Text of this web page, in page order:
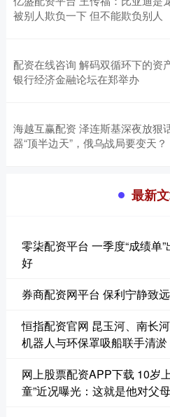
被别人欺负一下 但不能欺负别人
配资在线咨询 解码双循环下的资
银行经济金融论坛在郑举办
海越互赢配资 泽连斯基深夜放狠
器“顶半边天”，俄乌战局要变天？
最新
零柒配资平台 一季度“成绩单
好
券商配资网平台 保利宁静致
恒指配资官网 昆玉河、南长
机器人与环保罩吸船联手清淤
网上股票配资APP下载 10岁
童”近况曝光：这就是他对父